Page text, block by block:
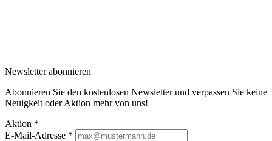
Newsletter abonnieren
Abonnieren Sie den kostenlosen Newsletter und verpassen Sie keine
Neuigkeit oder Aktion mehr von uns!
Aktion *
E-Mail-Adresse *